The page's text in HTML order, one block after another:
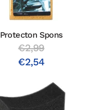
Protecton Spons
€2,99
€2,54